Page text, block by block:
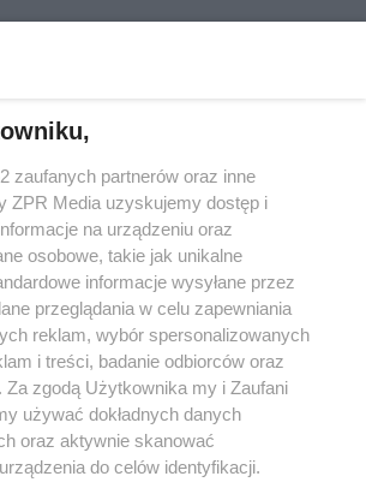
w serwisie nie może być powielany i
zaufanych partnerów oraz inne
ZPR Media uzyskujemy dostęp i
na urządzeniu oraz
osobowe, takie jak unikalne
informacje wysyłane przez
przeglądania w celu zapewniania
reklam, wybór spersonalizowanych
i treści, badanie odbiorców oraz
Za zgodą Użytkownika my i Zaufani
używać dokładnych danych
oraz aktywnie skanować
do celów identyfikacji.